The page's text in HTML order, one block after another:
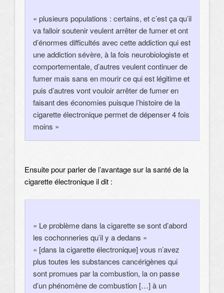
« plusieurs populations : certains, et c’est ça qu’il
va falloir soutenir veulent arrêter de fumer et ont
d’énormes difficultés avec cette addiction qui est
une addiction sévère, à la fois neurobiologiste et
comportementale, d’autres veulent continuer de
fumer mais sans en mourir ce qui est légitime et
puis d’autres vont vouloir arrêter de fumer en
faisant des économies puisque l’histoire de la
cigarette électronique permet de dépenser 4 fois
moins »
Ensuite pour parler de l’avantage sur la santé de la
cigarette électronique il dit :
« Le problème dans la cigarette se sont d’abord
les cochonneries qu’il y a dedans »
« [dans la cigarette électronique] vous n’avez
plus toutes les substances cancérigènes qui
sont promues par la combustion, la on passe
d’un phénomène de combustion […] à un